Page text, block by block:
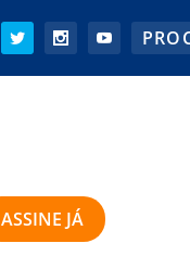
ASSINE JÁ